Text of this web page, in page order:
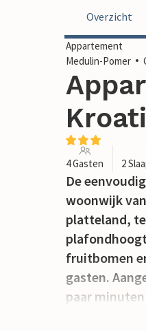
Overzicht
Appartement
Medulin-Pomer
4 Gasten 2
De
woonwijk
platteland,
fruitbomen
gasten.
paar